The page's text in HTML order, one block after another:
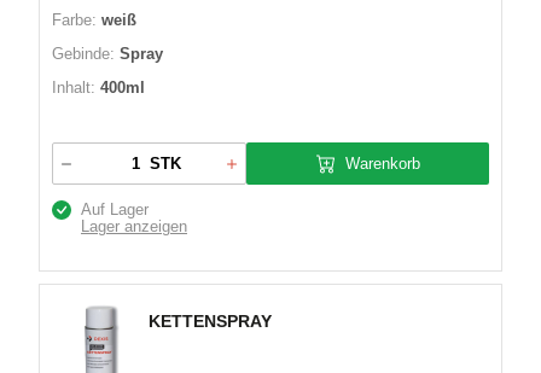
Farbe: weiß
Gebinde: Spray
Inhalt: 400ml
STK Warenkorb
Auf Lager
Lager anzeigen
KETTENSPRAY